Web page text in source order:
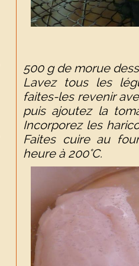
500 g de morue
Lavez tous les
faites-les revenir
puis ajoutez la
Incorporez les
Faites cuire au
heure à 200°C.